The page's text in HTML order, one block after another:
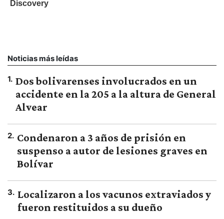
Noticias más leídas
1. Dos bolivarenses involucrados en un
accidente en la 205 a la altura de General
Alvear
2. Condenaron a 3 años de prisión en
suspenso a autor de lesiones graves en
Bolívar
3. Localizaron a los vacunos extraviados y
fueron restituidos a su dueño